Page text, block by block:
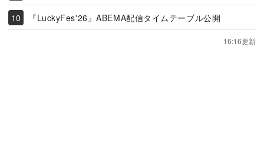
『LuckyFes'26』ABEMA配信タイムテーブル公開
16:16更新